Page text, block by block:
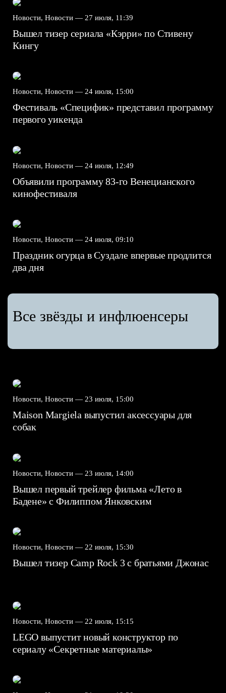
Новости, Новости — 27 июля, 11:39
Вышел тизер сериала «Кэрри» по Стивену
Кингу
Новости, Новости — 24 июля, 15:00
Фестиваль «Специфик» представил программу
первого уикенда
Новости, Новости — 24 июля, 12:49
Объявили программу 83-го Венецианского
кинофестиваля
Новости, Новости — 24 июля, 09:10
Праздник огурца в Суздале впервые продлится
два дня
Все звёзды и инфлюенсеры
Новости, Новости — 23 июля, 15:00
Maison Margiela выпустил аксессуары для
собак
Новости, Новости — 23 июля, 14:00
Вышел первый трейлер фильма «Лето в
Бадене» с Филиппом Янковским
Новости, Новости — 22 июля, 15:30
Вышел тизер Camp Rock 3 с братьями Джонас
Новости, Новости — 22 июля, 15:15
LEGO выпустит новый конструктор по
сериалу «Секретные материалы»